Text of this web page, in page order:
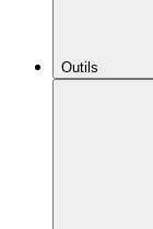
Outils